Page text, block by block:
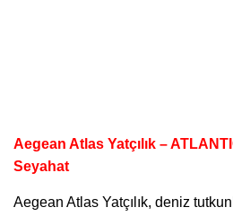
Aegean Atlas Yatçılık –
Seyahat
Aegean Atlas Yatçılık, deniz